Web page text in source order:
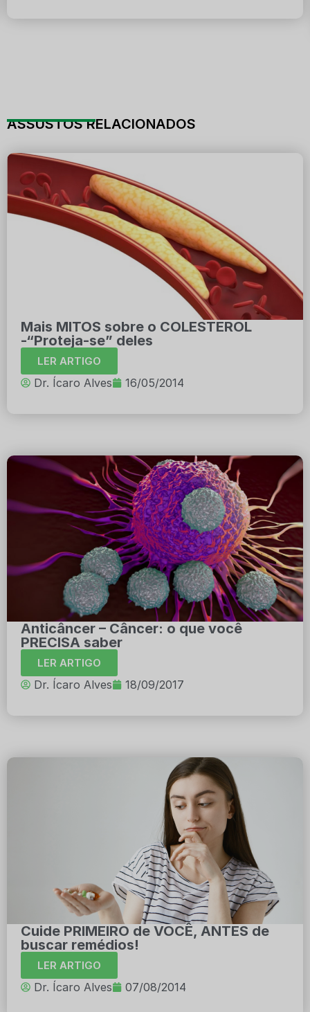
ASSUSTOS RELACIONADOS
Mais MITOS sobre o COLESTEROL
-“Proteja-se” deles
LER ARTIGO
Dr. Ícaro Alves 16/05/2014
Anticâncer – Câncer: o que você
PRECISA saber
LER ARTIGO
Dr. Ícaro Alves 18/09/2017
Cuide PRIMEIRO de VOCÊ, ANTES de
buscar remédios!
LER ARTIGO
Dr. Ícaro Alves 07/08/2014